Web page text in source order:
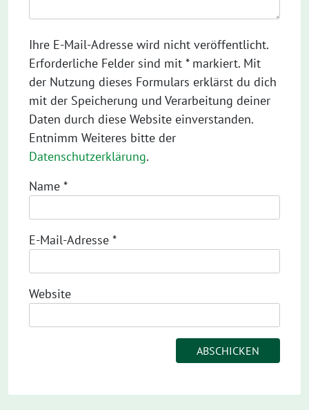
Ihre E-Mail-Adresse wird nicht veröffentlicht.
Erforderliche Felder sind mit * markiert. Mit
der Nutzung dieses Formulars erklärst du dich
mit der Speicherung und Verarbeitung deiner
Daten durch diese Website einverstanden.
Entnimm Weiteres bitte der
Datenschutzerklärung.
Name *
E-Mail-Adresse *
Website